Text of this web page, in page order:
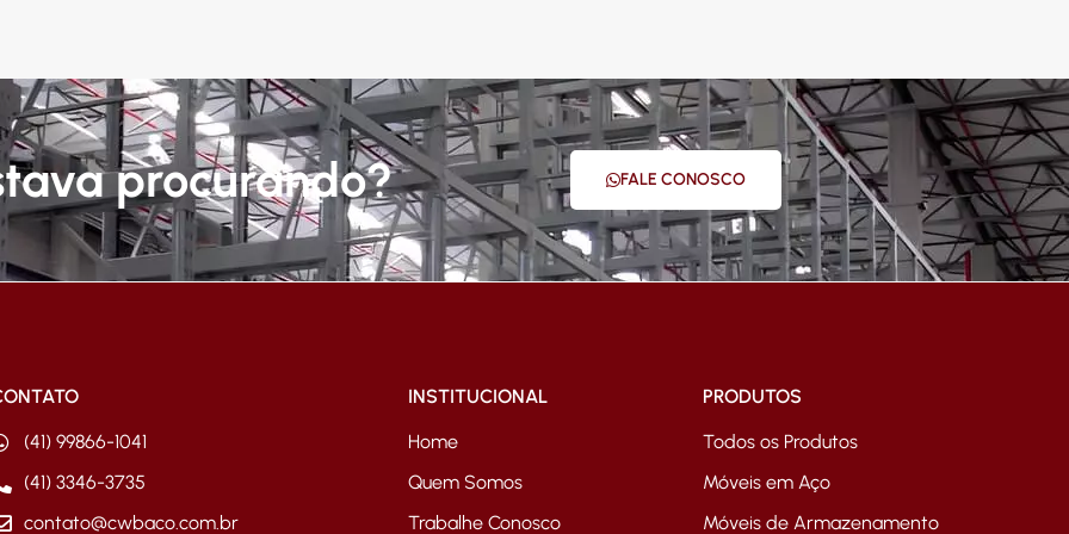
procurando? FALE CONOSCO
(41) 99866-1041
(41) 3346-3735
contato@cwbaco.com.br
INSTITUCIONAL
Home
Quem Somos
Trabalhe Conosco
PRODUTOS
Todos os Produtos
Móveis em Aço
Móveis de Armazenamento